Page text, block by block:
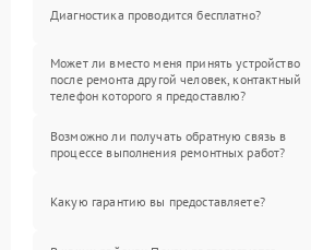
Диагностика проводится бесплатно?
Может ли вместо меня принять устройство
после ремонта другой человек, контактный
телефон которого я предоставлю?
Возможно ли получать обратную связь в
процессе выполнения ремонтных работ?
Какую гарантию вы предоставляете?